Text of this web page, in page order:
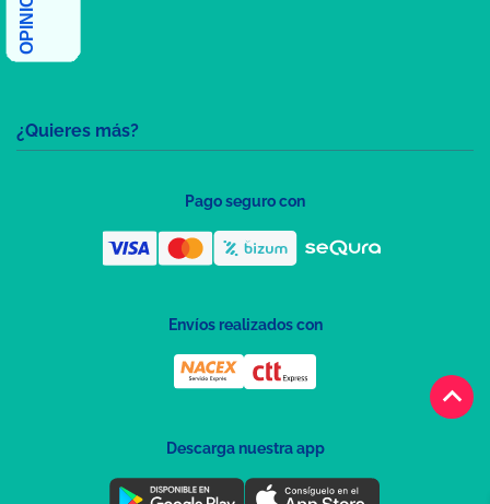
keyboard_arrow_up
¿Quieres más?
Pago seguro con
Envíos realizados con
Descarga nuestra app